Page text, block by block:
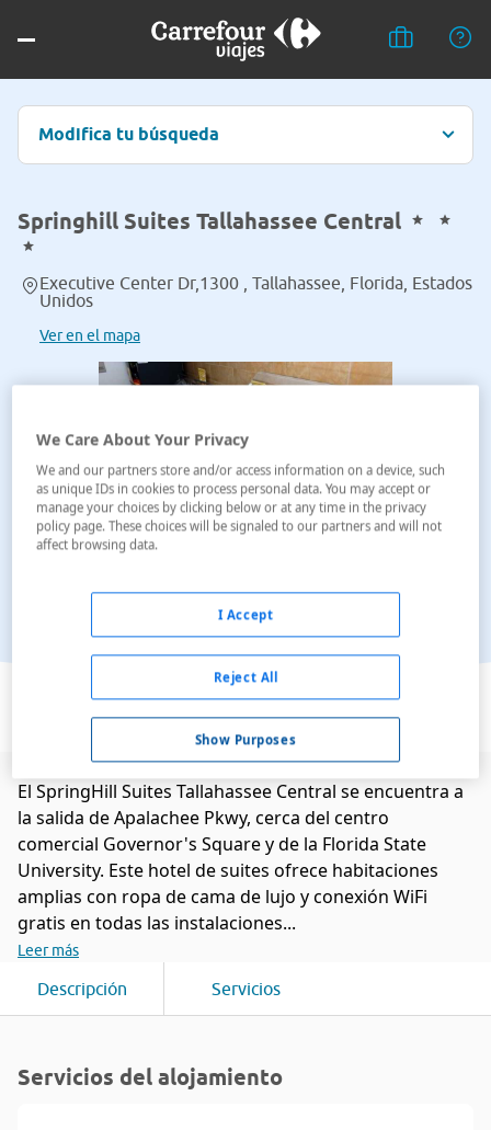
Modifica tu búsqueda
Springhill Suites Tallahassee Central
Executive Center Dr,1300 , Tallahassee, Florida, Estados
Unidos
Ver en el mapa
Ver en el mapa
El SpringHill Suites Tallahassee Central se encuentra a
la salida de Apalachee Pkwy, cerca del centro
comercial Governor's Square y de la Florida State
University. Este hotel de suites ofrece habitaciones
amplias con ropa de cama de lujo y conexión WiFi
gratis en todas las instalaciones...
Leer más
Descripción Servicios
Servicios del alojamiento
We Care About Your Privacy
We and our partners store and/or access information on a device, such
as unique IDs in cookies to process personal data. You may accept or
manage your choices by clicking below or at any time in the privacy
policy page. These choices will be signaled to our partners and will not
affect browsing data.
Show Purposes
Reject All
I Accept